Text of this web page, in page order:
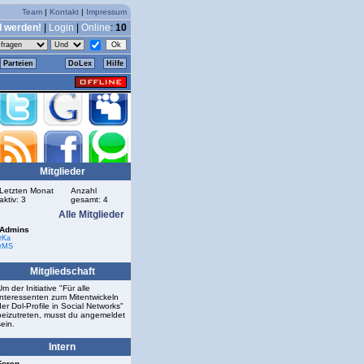
Team | Kontakt | Impressum
werden! Login Online: 10
Parteien DoLex Hilfe
Mitglieder
Letzten Monat
aktiv: 3
Anzahl
gesamt: 4
Alle Mitglieder
Admins
rKa
rMS
Mitgliedschaft
der Initiative "Für alle
zum Mitentwickeln
Dol-Profile in Social Networks"
musst du angemeldet
Intern